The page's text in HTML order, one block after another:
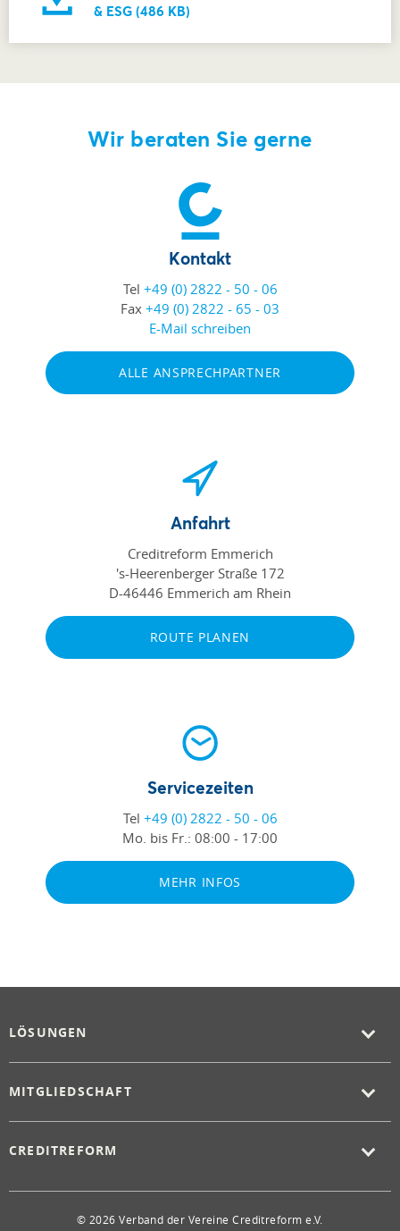
& ESG (486 KB)
Wir beraten Sie gerne
Kontakt
Tel +49 (0) 2822 - 50 - 06
Fax +49 (0) 2822 - 65 - 03
E-Mail schreiben
ALLE ANSPRECHPARTNER
Anfahrt
Creditreform Emmerich
's-Heerenberger Straße 172
D-46446 Emmerich am Rhein
ROUTE PLANEN
Servicezeiten
Tel +49 (0) 2822 - 50 - 06
Mo. bis Fr.: 08:00 - 17:00
MEHR INFOS
LÖSUNGEN
MITGLIEDSCHAFT
CREDITREFORM
© 2026 Verband der Vereine Creditreform e.V.